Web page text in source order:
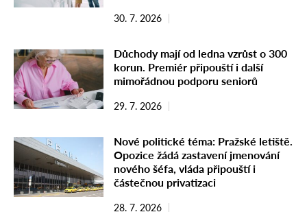
30. 7. 2026
Důchody mají od ledna vzrůst o 300
korun. Premiér připouští i další
mimořádnou podporu seniorů
29. 7. 2026
Nové politické téma: Pražské letiště.
Opozice žádá zastavení jmenování
nového šéfa, vláda připouští i
částečnou privatizaci
28. 7. 2026